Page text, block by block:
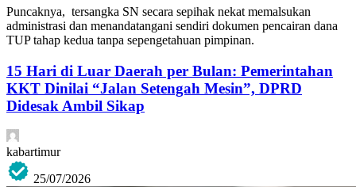
Puncaknya, tersangka SN secara sepihak nekat memalsukan
administrasi dan menandatangani sendiri dokumen pencairan dana
TUP tahap kedua tanpa sepengetahuan pimpinan.
15 Hari di Luar Daerah per Bulan: Pemerintahan
KKT Dinilai “Jalan Setengah Mesin”, DPRD
Didesak Ambil Sikap
kabartimur
25/07/2026